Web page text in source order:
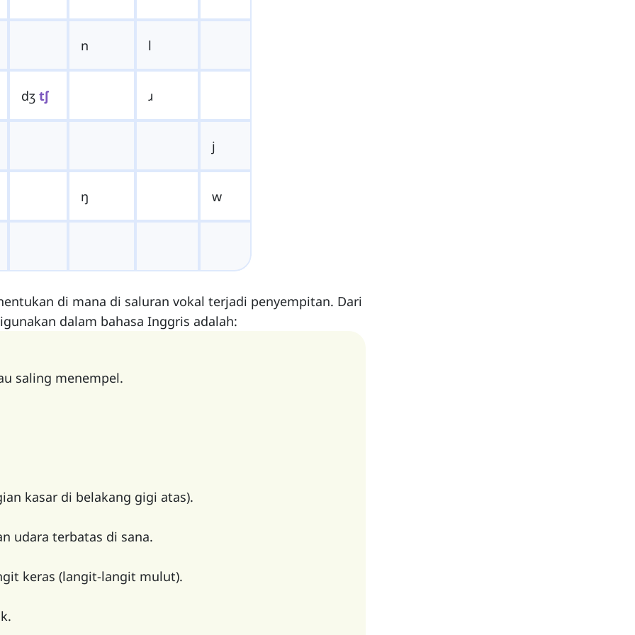
n l
dʒ tʃ ɹ
j
ŋ w
di mana di saluran vokal terjadi penyempitan. Dari
dalam bahasa Inggris adalah:
saling menempel.
kasar di belakang gigi atas).
udara terbatas di sana.
keras (langit-langit mulut).